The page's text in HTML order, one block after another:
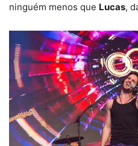
ninguém menos que Lucas,